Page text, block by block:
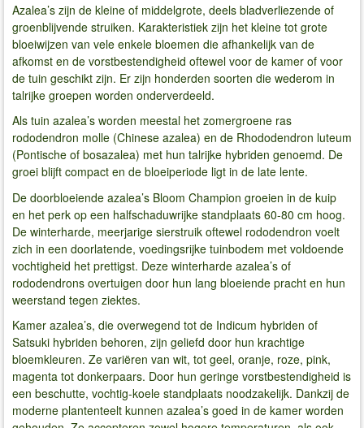
Azalea’s zijn de kleine of middelgrote, deels bladverliezende of
groenblijvende struiken. Karakteristiek zijn het kleine tot grote
bloeiwijzen van vele enkele bloemen die afhankelijk van de
afkomst en de vorstbestendigheid oftewel voor de kamer of voor
de tuin geschikt zijn. Er zijn honderden soorten die wederom in
talrijke groepen worden onderverdeeld.
Als tuin azalea’s worden meestal het zomergroene ras
rododendron molle (Chinese azalea) en de Rhododendron luteum
(Pontische of bosazalea) met hun talrijke hybriden genoemd. De
groei blijft compact en de bloeiperiode ligt in de late lente.
De doorbloeiende azalea’s Bloom Champion groeien in de kuip
en het perk op een halfschaduwrijke standplaats 60-80 cm hoog.
De winterharde, meerjarige sierstruik oftewel rododendron voelt
zich in een doorlatende, voedingsrijke tuinbodem met voldoende
vochtigheid het prettigst. Deze winterharde azalea’s of
rododendrons overtuigen door hun lang bloeiende pracht en hun
weerstand tegen ziektes.
Kamer azalea’s, die overwegend tot de Indicum hybriden of
Satsuki hybriden behoren, zijn geliefd door hun krachtige
bloemkleuren. Ze variëren van wit, tot geel, oranje, roze, pink,
magenta tot donkerpaars. Door hun geringe vorstbestendigheid is
een beschutte, vochtig-koele standplaats noodzakelijk. Dankzij de
moderne plantenteelt kunnen azalea’s goed in de kamer worden